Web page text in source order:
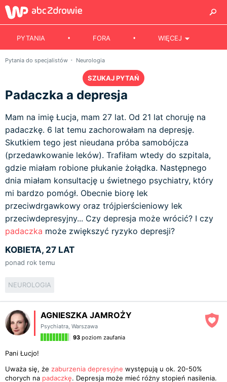
PYTANIA FORA WIĘCEJ
Pytania do specjalistów Neurologia
SZUKAJ PYTAŃ
Padaczka a depresja
Mam na imię Łucja, mam 27 lat. Od 21 lat choruję na
padaczkę. 6 lat temu zachorowałam na depresję.
Skutkiem tego jest nieudana próba samobójcza
(przedawkowanie leków). Trafiłam wtedy do szpitala,
gdzie miałam robione płukanie żołądka. Następnego
dnia miałam konsultację u świetnego psychiatry, który
mi bardzo pomógł. Obecnie biorę lek
przeciwdrgawkowy oraz trójpierścieniowy lek
przeciwdepresyjny... Czy depresja może wrócić? I czy
padaczka może zwiększyć ryzyko depresji?
KOBIETA, 27 LAT
ponad rok temu
NEUROLOGIA
AGNIESZKA JAMROŻY
Psychiatra, Warszawa
93 poziom zaufania
Pani Łucjo!
Uważa się, że zaburzenia depresyjne występują u ok. 20-50%
chorych na padaczkę. Depresja może mieć różny stopień nasilenia.